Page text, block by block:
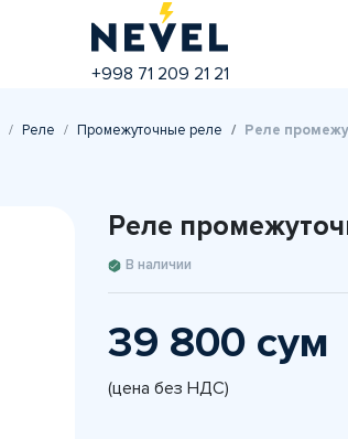
+998 71 209 21 21
Реле Промежуточные реле Реле
Реле
В наличии
39 800 сум
(цена без НДС)